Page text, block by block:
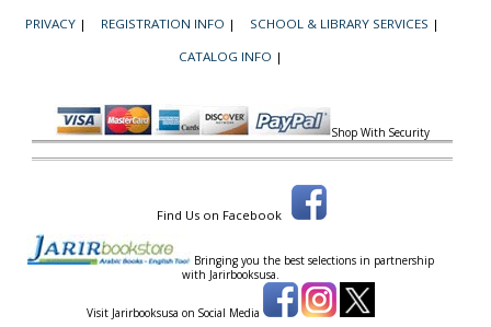
PRIVACY | REGISTRATION INFO | SCHOOL & LIBRARY SERVICES |
CATALOG INFO |
Shop With Security
Find Us on Facebook
Bringing you the best selections in partnership
with Jarirbooksusa.
Visit Jarirbooksusa on Social Media